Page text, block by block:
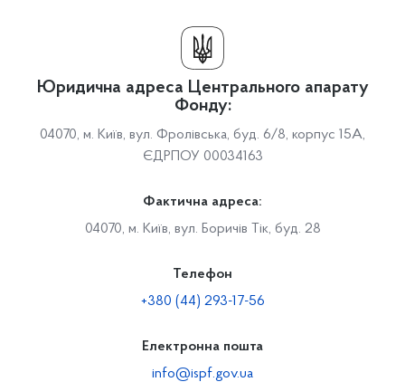
Юридична адреса Центрального апарату
Фонду:
04070, м. Київ, вул. Фролівська, буд. 6/8, корпус 15А,
ЄДРПОУ 00034163
Фактична адреса:
04070, м. Київ, вул. Боричів Тік, буд. 28
Телефон
+380 (44) 293-17-56
Електронна пошта
info@ispf.gov.ua